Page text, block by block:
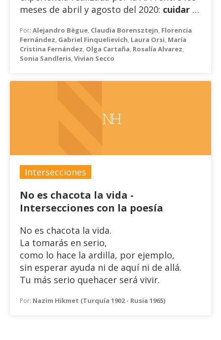
meses de abril y agosto del 2020: cuidar a
Por: Alejandro Bègue, Claudia Borensztejn, Florencia
Fernández, Gabriel Finquelievich, Laura Orsi, María
Cristina Fernández, Olga Cartaña, Rosalía Alvarez,
Sonia Sandleris, Vivian Secco
NH
Intersecciones
No es chacota la vida -
Intersecciones con la poesía
No es chacota la vida.
La tomarás en serio,
como lo hace la ardilla, por ejemplo,
sin esperar ayuda ni de aquí ni de allá.
Tu más serio quehacer será vivir.
Por: Nazim Hikmet (Turquía 1902 - Rusia 1965)